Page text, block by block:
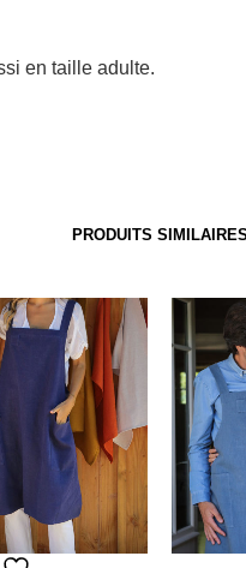
en taille adulte.
PRODUITS SIMILAIRES